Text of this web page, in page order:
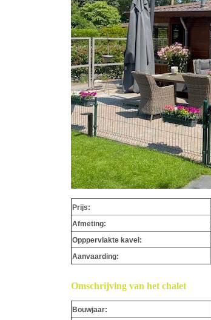
Prijs:
Afmeting:
Opppervlakte kavel:
Aanvaarding:
Omschrijving van het chalet
Bouwjaar: